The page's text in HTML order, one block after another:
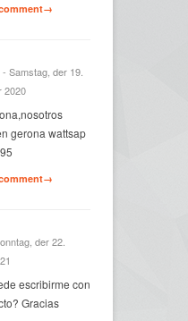
- Samstag, der 19.
2020
gerona wattsap
der 22.
escribirme con
Gracias